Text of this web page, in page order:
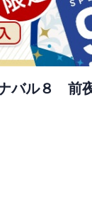
バル８ 前